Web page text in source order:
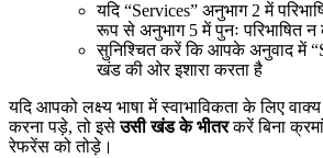
यदि “Services” अनुभाग 2 में
रूप से अनुभाग 5 में पुनः परिभाषित न
सुनिश्चित करें कि आपके अनुवाद में
खंड की ओर इशारा करता है
यदि आपको लक्ष्य भाषा में स्वाभाविकता के लिए
करना पड़े, तो इसेउसी खंड के भीतरकरें बिना
रेफरेंस को तोड़े।